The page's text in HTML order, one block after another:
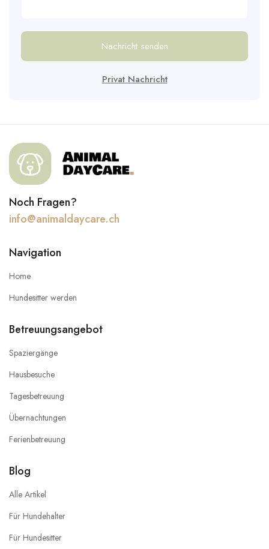
Nachricht senden
Privat Nachricht
Noch Fragen?
info@animaldaycare.ch
Navigation
Home
Hundesitter werden
Betreuungsangebot
Spaziergänge
Hausbesuche
Tagesbetreuung
Übernachtungen
Ferienbetreuung
Blog
Alle Artikel
Für Hundehalter
Für Hundesitter